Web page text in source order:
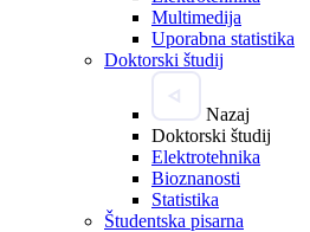
Multimedija
Uporabna statistika
Doktorski študij
Nazaj
Doktorski študij
Elektrotehnika
Bioznanosti
Statistika
Študentska pisarna